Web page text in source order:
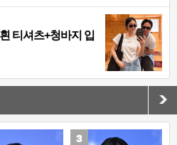
티셔츠+청바지 입